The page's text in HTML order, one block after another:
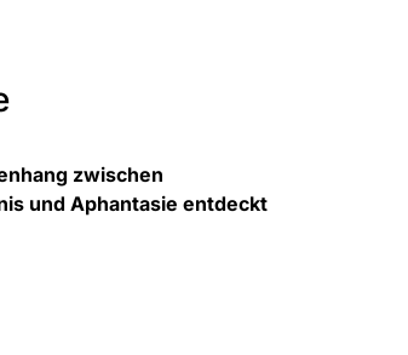
zwischen
und Aphantasie entdeckt